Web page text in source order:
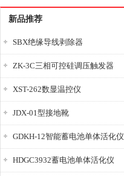
新品推荐
SBX绝缘导线剥除器
ZK-3C三相可控硅调压触发器
XST-262数显温控仪
JDX-01型接地靴
GDKH-12智能蓄电池单体活化仪
HDGC3932蓄电池单体活化仪